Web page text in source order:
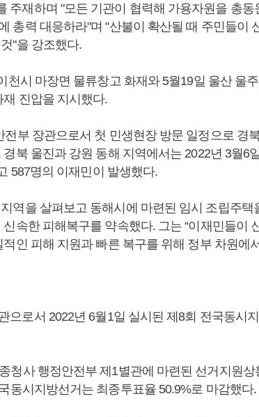
주재하며 "모든 기관이 협력해 가용자원을 총동
총력 대응하라"며 "산불이 확산될 때 주민들이
"을 강조했다.
천시 마장면 물류창고 화재와 5월19일 울산 울
진압을 지시했다.
전부 장관으로서 첫 민생현장 방문 일정으로 경
북 울진과 강원 동해 지역에서는 2022년 3월6
587명의 이재민이 발생했다.
역을 살펴보고 동해시에 마련된 임시 조립주택
속한 피해복구를 약속했다. 그는 “이재민들이
적인 피해 지원과 빠른 복구를 위해 정부 차원에
으로서 2022년 6월1일 실시된 제8회 전국동시
청사 행정안전부 제1별관에 마련된 선거지원상
동시지방선거는 최종투표율 50.9%로 마감했다.